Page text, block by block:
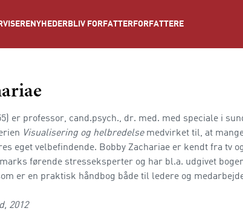
NYHEDER BLIV FORFATTER FORFATTERE
er professor, cand.psych., dr. med. med speciale i
Visualisering og helbredelsemedvirket til, at
eget velbefindende. Bobby Zachariae er kendt fra tv
førende stresseksperter og har bl.a. udgivet
er en praktisk håndbog både til ledere og
2012